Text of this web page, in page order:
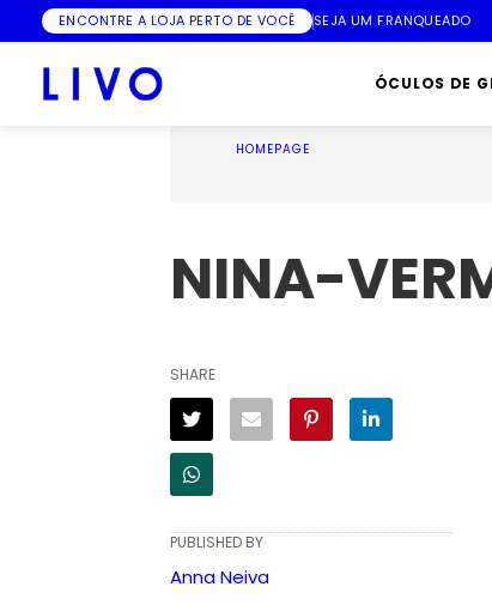
ENCONTRE A LOJA PERTO DE VOCÊ SEJA UM FRANQUEADO
ÓCULOS DE
HOMEPAGE
NINA-
SHARE
PUBLISHED BY
Anna Neiva